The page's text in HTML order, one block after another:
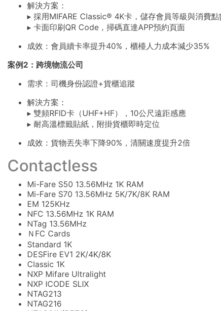
解決方案：
▸ 採用MIFARE Classic® 4K卡，儲存會員等級與消費點
▸ 卡面印刷QR Code，掃碼直達APP預約頁面
成效：會員續卡率提升40%，櫃檯人力成本減少35%
案例2：跨境物流公司
需求：司機身份認證+貨櫃追蹤
解決方案：
▸ 雙頻RFID卡（UHF+HF），10公尺遠距感應
▸ 耐高溫標籤貼紙，附掛貨櫃即時定位
成效：貨物丟失率下降90%，清關速度提升2倍
Contactless
Mi-Fare S50 13.56MHz 1K RAM
Mi-Fare S70 13.56MHz 5K/7K/8K RAM
EM 125KHz
NFC 13.56MHz 1K RAM
NTag 13.56MHz
ＮFC Cards
Standard 1K
DESFire EV1 2K/4K/8K
Classic 1K
NXP Mifare Ultralight
NXP ICODE SLIX
NTAG213
NTAG216